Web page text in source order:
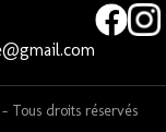
Tous droits réservés